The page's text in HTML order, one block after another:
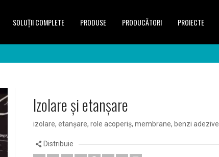
SOLUŢII COMPLETE PRODUSE PRODUCĂTORI PROIECTE
Izolare și etanșare
izolare, etanșare, role acoperiș, membrane, benzi adezive
Distribuie